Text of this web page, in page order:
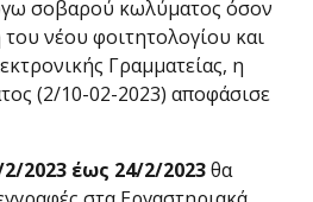
σοβαρού κωλύματος όσον
νέου φοιτητολογίου και
Γραμματείας, η
(2/10-02-2023) αποφάσισε
2/2023 έως 24/2/2023θα